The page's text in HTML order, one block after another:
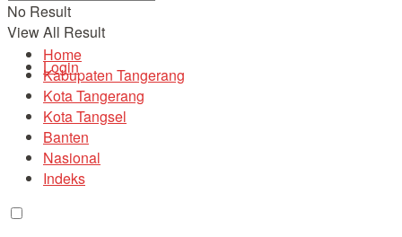
No Result
View All Result
Login
Home
Kabupaten Tangerang
Kota Tangerang
Kota Tangsel
Banten
Nasional
Indeks